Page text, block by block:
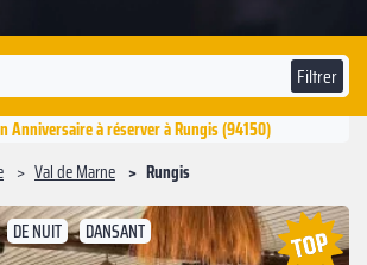
Filtrer
Anniversaire à réserver à Rungis (94150)
Val de Marne Rungis
DE NUIT DANSANT